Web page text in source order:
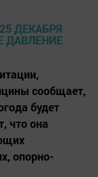
сообщает,
будет
что она
опорно-